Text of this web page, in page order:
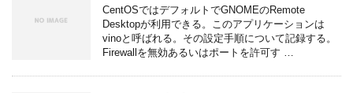
CentOSではデフォルトでGNOMEのRemote
Desktopが利用できる。このアプリケーションは
vinoと呼ばれる。その設定手順について記録する。
Firewallを無効あるいはポートを許可す …